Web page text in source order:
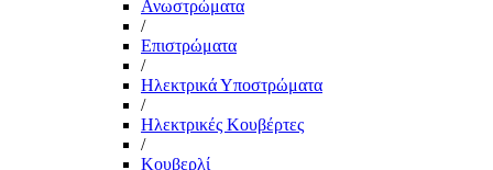
Ανωστρώματα
/
Επιστρώματα
/
Ηλεκτρικά Υποστρώματα
/
Ηλεκτρικές Κουβέρτες
/
Κουβερλί